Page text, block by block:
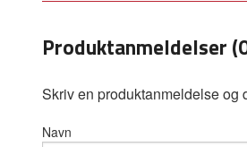
Produktanmeldelser
Skriv en produktanmeldelse og
Navn